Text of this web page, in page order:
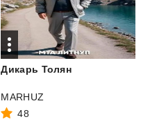
Дикарь Толян
MARHUZ
48